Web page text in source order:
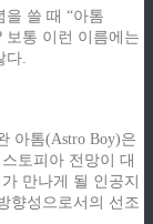
을 쓸 때 “아톰
보통 이런 이름에는
.
아톰(Astro Boy)은
토피아 전망이 대
만나게 될 인공지
향성으로서의 선조